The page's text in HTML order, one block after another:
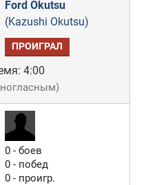
Ford Okutsu
(Kazushi Okutsu)
ПРОИГРАЛ
4:00
)
0 - боев
0 - побед
0 - проигр.